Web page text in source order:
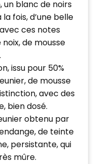
un blanc de noirs
fois, d’une belle
ces notes
de mousse
issu pour 50%
de mousse
avec des
bien dosé.
obtenu par
de teinte
persistante, qui
mûre.